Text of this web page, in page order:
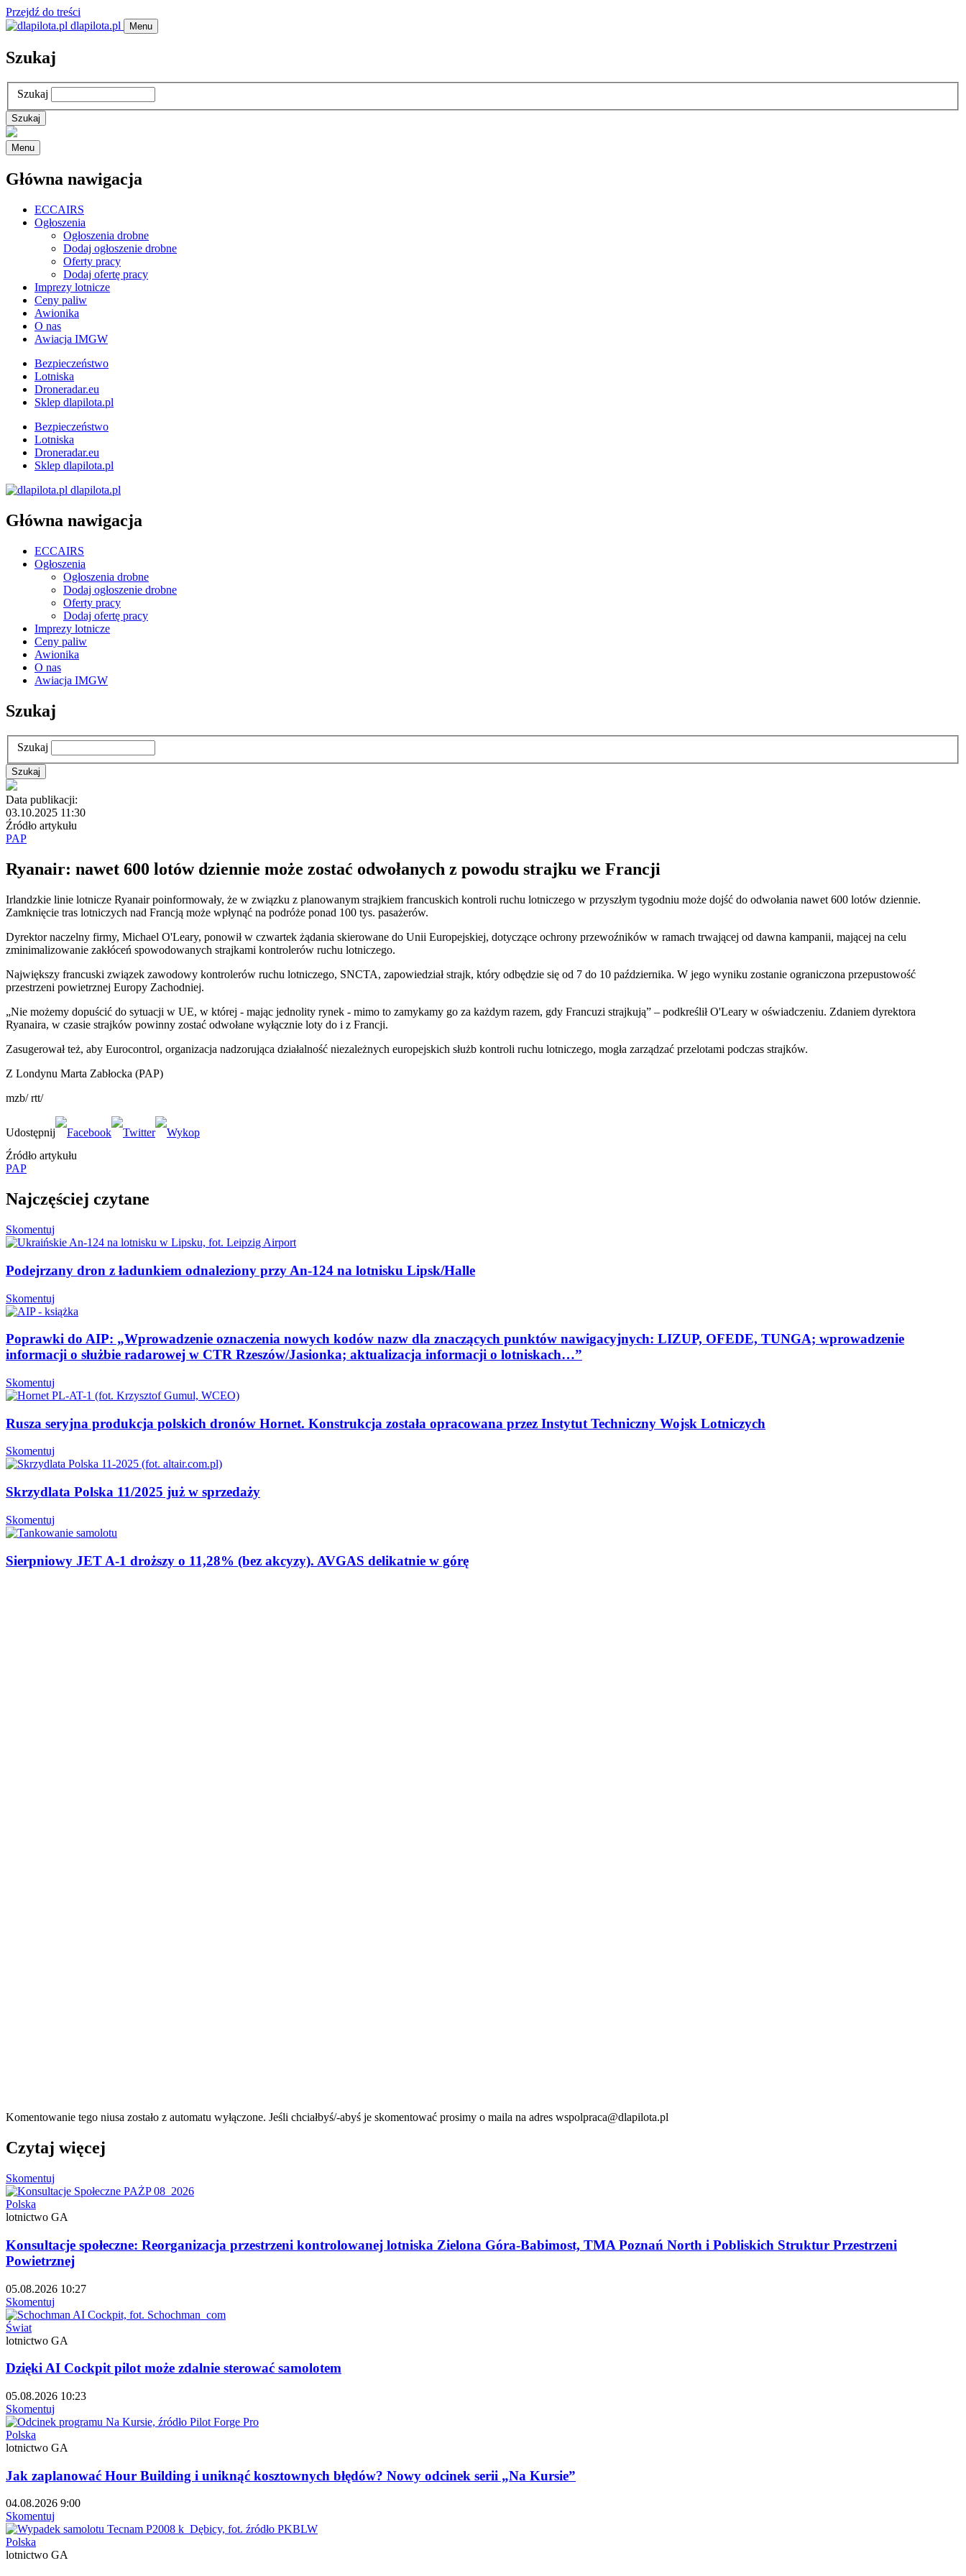
Przejdź do treści
dlapilota.pl
Menu
Szukaj
Szukaj
Menu
Główna nawigacja
ECCAIRS
Ogłoszenia
Ogłoszenia drobne
Dodaj ogłoszenie drobne
Oferty pracy
Dodaj ofertę pracy
Imprezy lotnicze
Ceny paliw
Awionika
O nas
Awiacja IMGW
Bezpieczeństwo
Lotniska
Droneradar.eu
Sklep dlapilota.pl
Bezpieczeństwo
Lotniska
Droneradar.eu
Sklep dlapilota.pl
dlapilota.pl
Główna nawigacja
ECCAIRS
Ogłoszenia
Ogłoszenia drobne
Dodaj ogłoszenie drobne
Oferty pracy
Dodaj ofertę pracy
Imprezy lotnicze
Ceny paliw
Awionika
O nas
Awiacja IMGW
Szukaj
Szukaj
Data publikacji:
03.10.2025 11:30
Źródło artykułu
PAP
Ryanair: nawet 600 lotów dziennie może zostać odwołanych z powodu strajku we Francji
Irlandzkie linie lotnicze Ryanair poinformowały, że w związku z planowanym strajkiem francuskich kontroli ruchu lotniczego w przyszłym tygodniu może dojść do odwołania nawet 600 lotów dziennie.
Zamknięcie tras lotniczych nad Francją może wpłynąć na podróże ponad 100 tys. pasażerów.
Dyrektor naczelny firmy, Michael O'Leary, ponowił w czwartek żądania skierowane do Unii Europejskiej, dotyczące ochrony przewoźników w ramach trwającej od dawna kampanii, mającej na celu
zminimalizowanie zakłóceń spowodowanych strajkami kontrolerów ruchu lotniczego.
Największy francuski związek zawodowy kontrolerów ruchu lotniczego, SNCTA, zapowiedział strajk, który odbędzie się od 7 do 10 października. W jego wyniku zostanie ograniczona przepustowość
przestrzeni powietrznej Europy Zachodniej.
„Nie możemy dopuścić do sytuacji w UE, w której - mając jednolity rynek - mimo to zamykamy go za każdym razem, gdy Francuzi strajkują” – podkreślił O'Leary w oświadczeniu. Zdaniem dyrektora
Ryanaira, w czasie strajków powinny zostać odwołane wyłącznie loty do i z Francji.
Zasugerował też, aby Eurocontrol, organizacja nadzorująca działalność niezależnych europejskich służb kontroli ruchu lotniczego, mogła zarządzać przelotami podczas strajków.
Z Londynu Marta Zabłocka (PAP)
mzb/ rtt/
Źródło artykułu
PAP
Najczęściej czytane
Skomentuj
Podejrzany dron z ładunkiem odnaleziony przy An-124 na lotnisku Lipsk/Halle
Skomentuj
Poprawki do AIP: „Wprowadzenie oznaczenia nowych kodów nazw dla znaczących punktów nawigacyjnych: LIZUP, OFEDE, TUNGA; wprowadzenie
informacji o służbie radarowej w CTR Rzeszów/Jasionka; aktualizacja informacji o lotniskach…”
Skomentuj
Rusza seryjna produkcja polskich dronów Hornet. Konstrukcja została opracowana przez Instytut Techniczny Wojsk Lotniczych
Skomentuj
Skrzydlata Polska 11/2025 już w sprzedaży
Skomentuj
Sierpniowy JET A-1 droższy o 11,28% (bez akcyzy). AVGAS delikatnie w górę
Komentowanie tego niusa zostało z automatu wyłączone. Jeśli chciałbyś/-abyś je skomentować prosimy o maila na adres wspolpraca@dlapilota.pl
Czytaj więcej
Skomentuj
Polska
lotnictwo GA
Konsultacje społeczne: Reorganizacja przestrzeni kontrolowanej lotniska Zielona Góra-Babimost, TMA Poznań North i Pobliskich Struktur Przestrzeni
Powietrznej
05.08.2026 10:27
Skomentuj
Świat
lotnictwo GA
Dzięki AI Cockpit pilot może zdalnie sterować samolotem
05.08.2026 10:23
Skomentuj
Polska
lotnictwo GA
Jak zaplanować Hour Building i uniknąć kosztownych błędów? Nowy odcinek serii „Na Kursie”
04.08.2026 9:00
Skomentuj
Polska
lotnictwo GA